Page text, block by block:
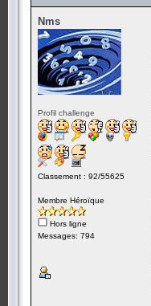
Nms
Profil challenge
Classement : 92/55625
Membre Héroïque
Hors ligne
Messages: 794